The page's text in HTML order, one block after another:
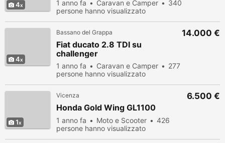
4 1 anno fa Caravan e Camper
340
persone hanno visualizzato
4
Bassano del Grappa
Fiat ducato 2.8 TDI su
challenger
1 anno fa Caravan e Camper
277
persone hanno visualizzato
14.000 €
1
Vicenza
Honda Gold Wing GL1100
1 anno fa Moto e Scooter
426
persone hanno visualizzato
6.500 €